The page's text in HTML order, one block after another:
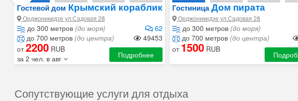
Гостевой дом Крымский кораблик
Орджоникидзе ул.Садовая 28
до 300 метров (до моря)
62
до 700 метров (до центра)
49453
от2200 RUB
за 2 чел. в авг
Подробнее
ГостиницаДом пирата
Орджоникидзе ул.Садовая 28
до 300 метров (до моря)
до 700 метров (до центра)
от 1500 RUB
Сопутствующие услуги для отдыха